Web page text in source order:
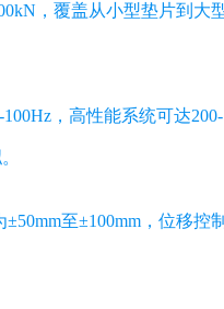
，覆盖从小型垫片到大
，高性能系统可达200-
±50mm至±100mm，位移控